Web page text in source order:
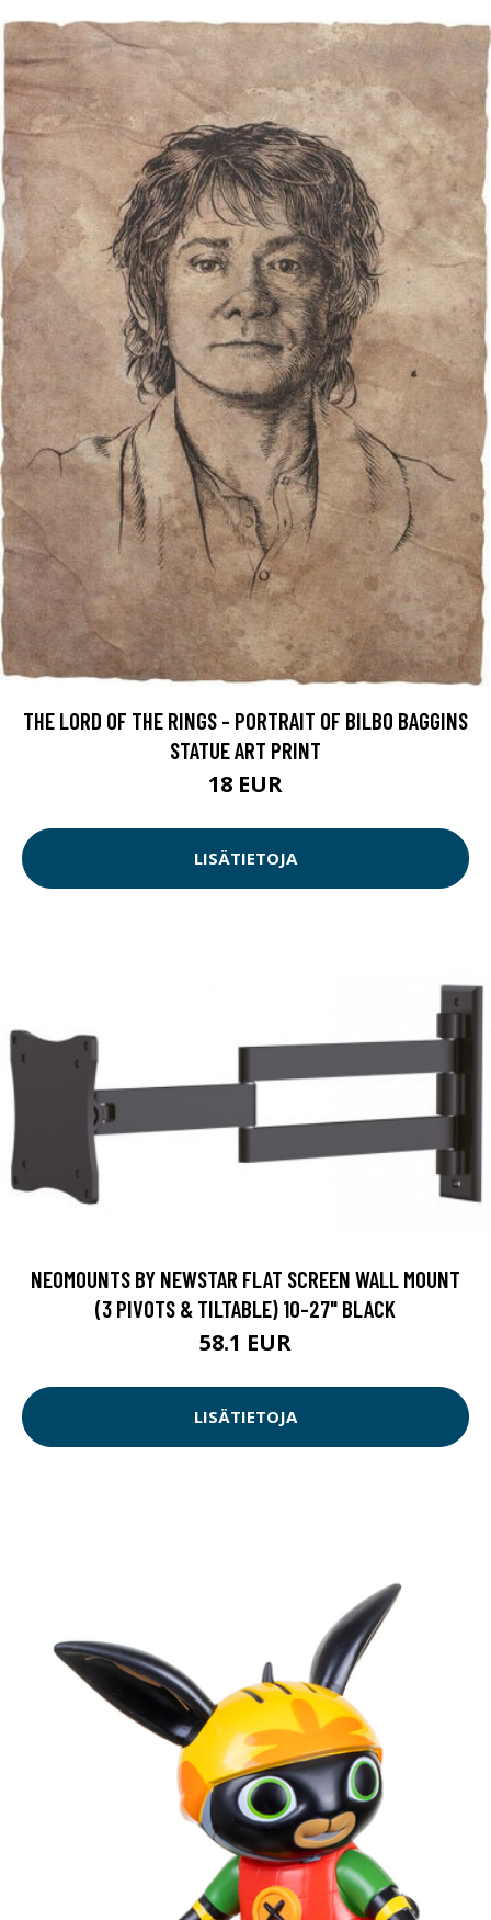
THE LORD OF THE RINGS - PORTRAIT OF BILBO BAGGINS
STATUE ART PRINT
18 EUR
LISÄTIETOJA
NEOMOUNTS BY NEWSTAR FLAT SCREEN WALL MOUNT
(3 PIVOTS & TILTABLE) 10-27" BLACK
58.1 EUR
LISÄTIETOJA